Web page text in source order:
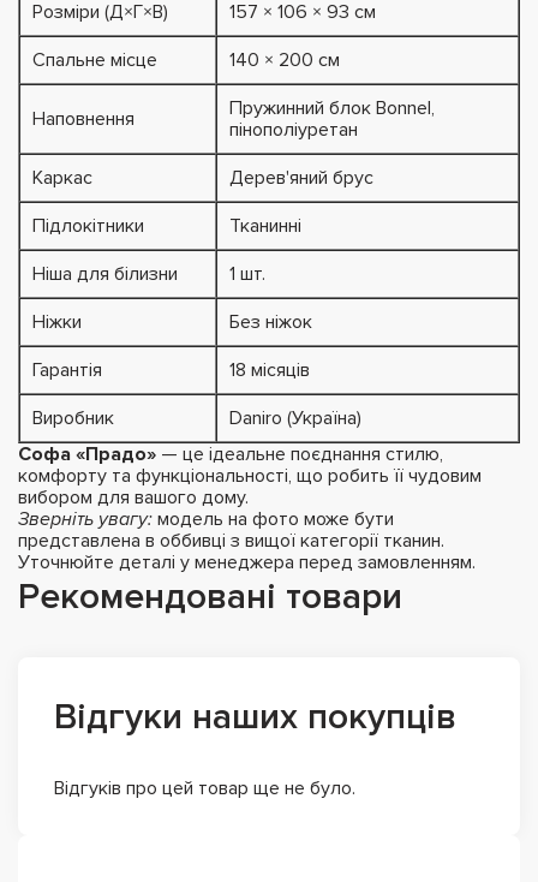
Розміри (Д×Г×В)
157 × 106 × 93 см
Спальне місце
140 × 200 см
Наповнення
Пружинний блок Bonnel,
пінополіуретан
Каркас
Дерев'яний брус
Підлокітники
Тканинні
Ніша для білизни
1 шт.
Ніжки
Без ніжок
Гарантія
18 місяців
Виробник
Daniro (Україна)
Софа «Прадо» — це ідеальне поєднання стилю,
комфорту та функціональності, що робить її чудовим
вибором для вашого дому.
Зверніть увагу: модель на фото може бути
представлена в оббивці з вищої категорії тканин.
Уточнюйте деталі у менеджера перед замовленням.
Рекомендовані товари
Відгуки наших покупців
Відгуків про цей товар ще не було.